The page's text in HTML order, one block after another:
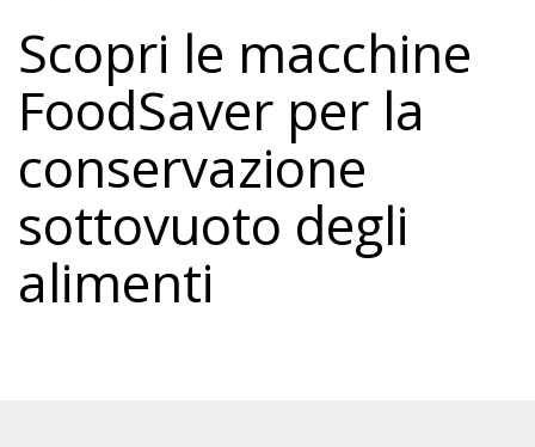
Scopri le macchine
FoodSaver per la
conservazione
sottovuoto degli
alimenti